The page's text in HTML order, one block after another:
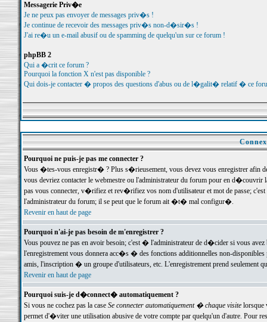
Messagerie Priv�e
Je ne peux pas envoyer de messages priv�s !
Je continue de recevoir des messages priv�s non-d�sir�s !
J'ai re�u un e-mail abusif ou de spamming de quelqu'un sur ce forum !
phpBB 2
Qui a �crit ce forum ?
Pourquoi la fonction X n'est pas disponible ?
Qui dois-je contacter � propos des questions d'abus ou de l�galit� relatif � ce
Pourquoi ne puis-je pas me connecter ?
Vous �tes-vous enregistr� ? Plus s�rieusement, vous devez vous enregistrer
vous devriez contacter le webmestre ou l'administrateur du forum pour en
pas vous connecter, v�rifiez et rev�rifiez vos nom d'utilisateur et mot de passe;
l'administrateur du forum; il se peut que le forum ait �t� mal configur�.
Revenir en haut de page
Pourquoi n'ai-je pas besoin de m'enregistrer ?
Vous pouvez ne pas en avoir besoin; c'est � l'administrateur de d�cider si vous
l'enregistrement vous donnera acc�s � des fonctions additionnelles non-
amis, l'inscription � un groupe d'utilisateurs, etc. L'enregistrement prend seulement
Revenir en haut de page
Pourquoi suis-je d�connect� automatiquement ?
Si vous ne cochez pas la case Se connecter automatiquement � chaque visitelorsque
permet d'�viter une utilisation abusive de votre compte par quelqu'un d'autre. Pour